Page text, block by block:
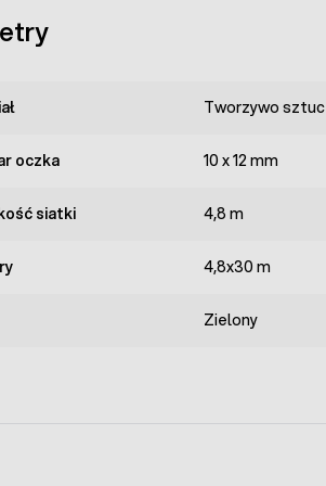
Tworzywo
oczka 10 x 12 mm
siatki 4,8 m
4,8x30 m
Zielony